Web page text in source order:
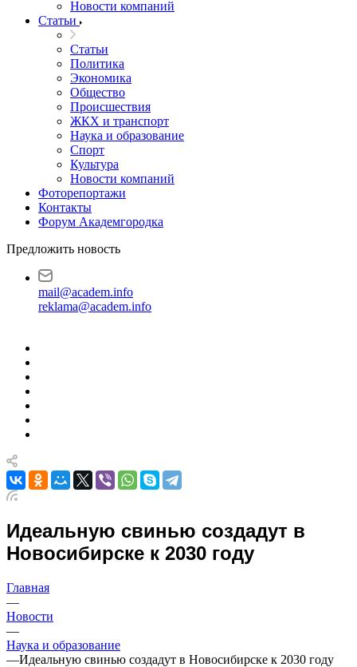
Новости компаний
Статьи
Статьи
Политика
Экономика
Общество
Происшествия
ЖКХ и транспорт
Наука и образование
Спорт
Культура
Новости компаний
Фоторепортажи
Контакты
Форум Академгородка
Предложить новость
mail@academ.info
reklama@academ.info
Идеальную свинью создадут в
Новосибирске к 2030 году
Главная
—
Новости
—
Наука и образование
—Идеальную свинью создадут в Новосибирске к 2030 году